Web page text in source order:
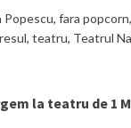
Popescu, fara popcorn,
, teatru, Teatrul
la teatru de 1